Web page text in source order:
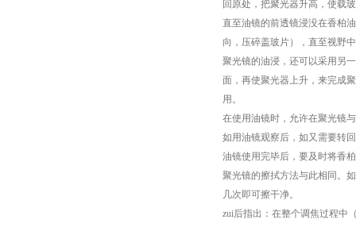
回原处，把聚光器升高，使载
直至油镜的前透镜浸没在香柏
向，压碎盖玻片），直至视野
聚光镜的油浸，还可以采用另
面，再使聚光器上升，来完成
用。
在使用油镜时，允许在聚光镜
如用油镜观察后，如又需要转
油镜使用完毕后，要及时将香
聚光镜的擦拭方法与此相同。
几次即可擦干净。
zui后指出：在整个调焦过程中